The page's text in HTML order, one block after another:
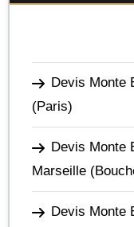
Devis Monte
(Paris)
Devis Monte
Marseille
Devis Monte